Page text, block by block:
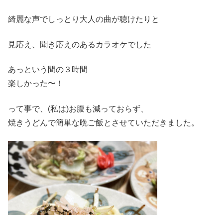
綺麗な声でしっとり大人の曲が聴けたりと
見応え、聞き応えのあるカラオケでした
あっという間の３時間
楽しかった〜！
って事で、(私は)お腹も減っておらず、
焼きうどんで簡単な晩ご飯とさせていただきました。